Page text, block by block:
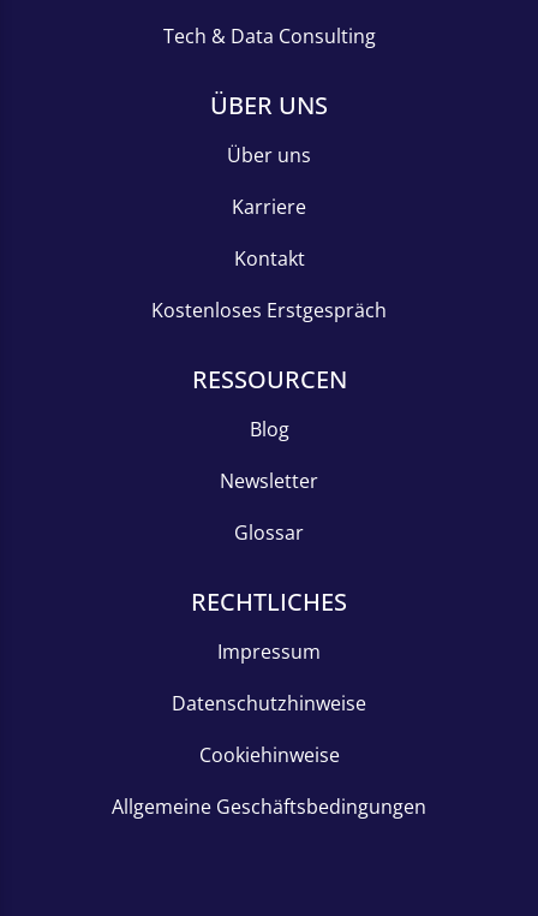
Tech & Data Consulting
ÜBER UNS
Über uns
Karriere
Kontakt
Kostenloses Erstgespräch
RESSOURCEN
Blog
Newsletter
Glossar
RECHTLICHES
Impressum
Datenschutzhinweise
Cookiehinweise
Allgemeine Geschäftsbedingungen